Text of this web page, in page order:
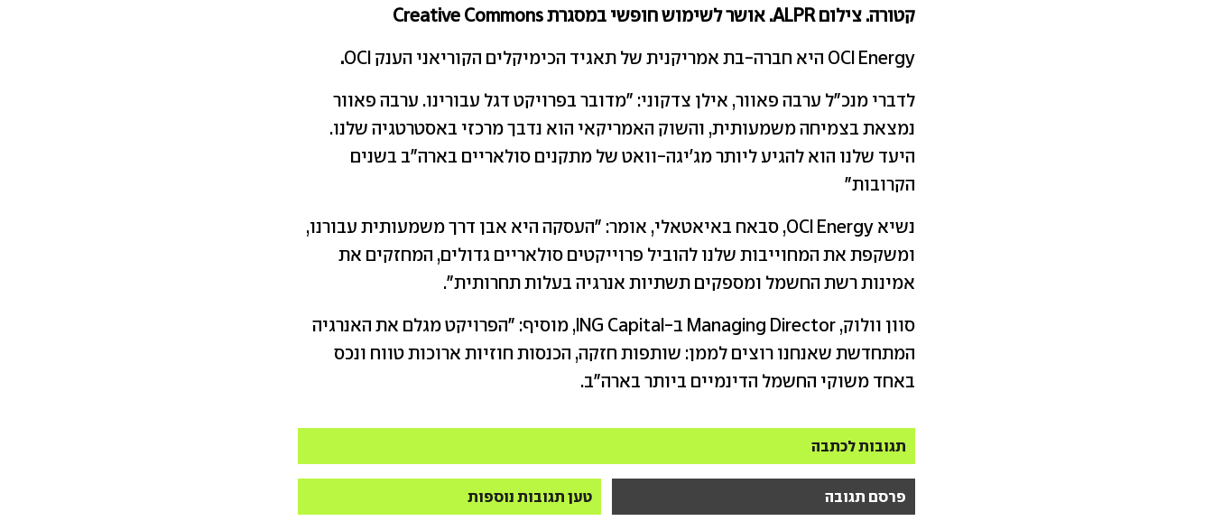
קטורה. צילום ALPR. אושר לשימוש חופשי במסגרת Creative Commons
OCI Energy היא חברה-בת אמריקנית של תאגיד הכימיקלים הקוריאני הענק OCI
.
לדברי מנכ"ל ערבה פאוור, אילן צדקוני: "מדובר בפרויקט דגל עבורינו. ערבה פאוור
נמצאת בצמיחה משמעותית, והשוק האמריקאי הוא נדבך מרכזי באסטרטגיה שלנו.
היעד שלנו הוא להגיע ליותר מג'יגה-וואט של מתקנים סולאריים בארה"ב בשנים
הקרובות"
נשיא OCI Energy, סבאח באיאטאלי, אומר: "העסקה היא אבן דרך משמעותית עבורנו,
ומשקפת את המחוייבות שלנו להוביל פרוייקטים סולאריים גדולים, המחזקים את
אמינות רשת החשמל ומספקים תשתיות אנרגיה בעלות תחרותית".
סוון וולוק, Managing Director ב-ING Capital, מוסיף: "הפרויקט מגלם את האנרגיה
המתחדשת שאנחנו רוצים לממן: שותפות חזקה, הכנסות חוזיות ארוכות טווח ונכס
באחד משוקי החשמל הדינמיים ביותר בארה"ב.
תגובות לכתבה
פרסם תגובה טען תגובות נוספות